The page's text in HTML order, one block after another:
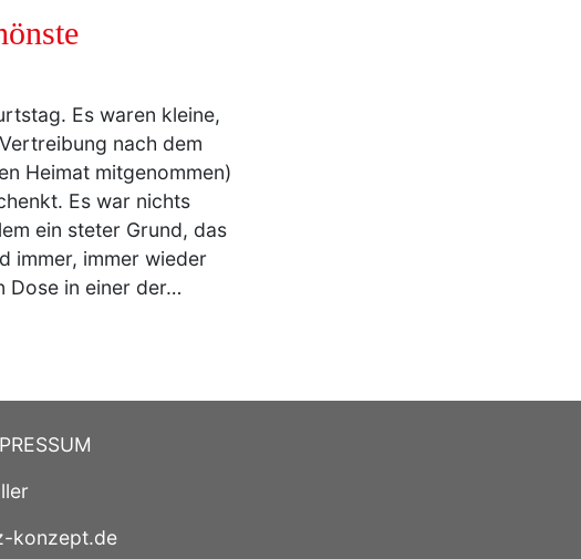
Es waren kleine,
nach dem
Heimat mitgenommen)
Es war nichts
ein steter Grund, das
immer, immer wieder
Dose in einer der…
konzept.de